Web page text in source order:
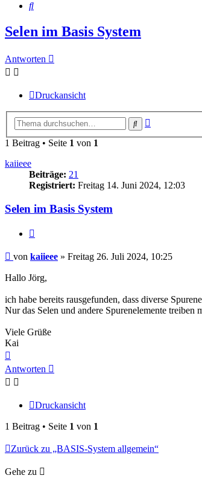
Suche
Selen im Basis System
Antworten
Druckansicht
Suche
1 Beitrag • Seite 1 von 1
kaiieee
Beiträge: 21
Registriert: Freitag 14. Juni 2024, 12:03
Selen im Basis System
Beitrag
von kaiieee » Freitag 26. Juli 2024, 10:25
Hallo Jörg,
ich habe bereits rausgefunden, dass diverse
Nur das Selen und andere Spurenelemente
Viele Grüße
Kai
oben
Antworten
Druckansicht
1 Beitrag • Seite 1 von 1
Zurück zu „BASIS-System allgemein“
Gehe zu